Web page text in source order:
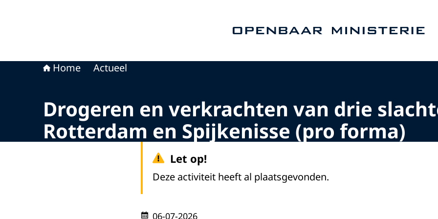
Home Actueel
Drogeren en verkrachten van drie
Rotterdam en Spijkenisse (pro forma)
Let op!
Deze activiteit heeft al plaatsgevonden.
06-07-2026